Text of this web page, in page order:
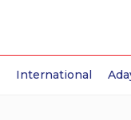
International